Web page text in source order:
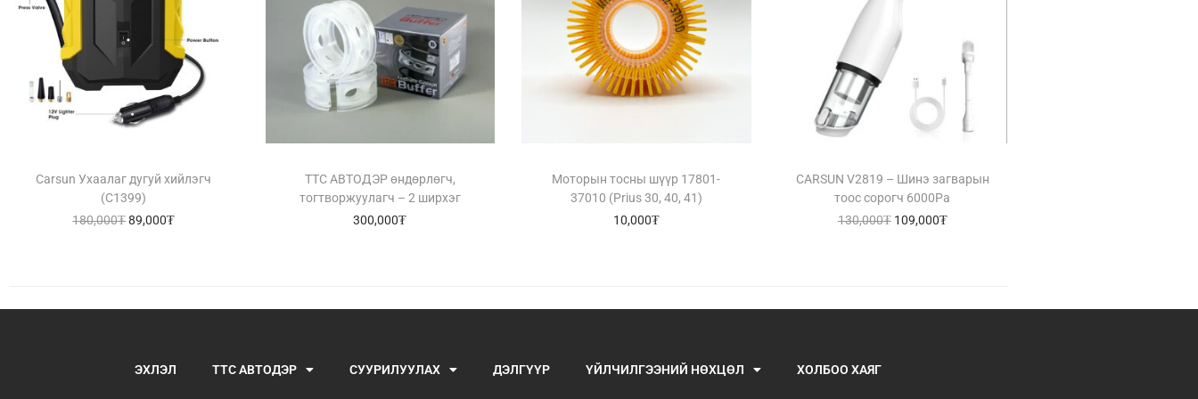
Carsun Ухаалаг дугуй хийлэгч
(C1399)
180,000₮89,000₮
TTC АВТОДЭР өндөрлөгч,
тогтворжуулагч – 2 ширхэг
300,000₮
Моторын тосны шүүр 17801-
37010 (Prius 30, 40, 41)
10,000₮
CARSUN V2819 – Шинэ загварын
тоос сорогч 6000Pa
130,000₮ 109,000₮
ЭХЛЭЛ TTC АВТОДЭР СУУРИЛУУЛАХ ДЭЛГҮҮР ҮЙЛЧИЛГЭЭНИЙ НӨХЦӨЛ ХОЛБОО ХАЯГ